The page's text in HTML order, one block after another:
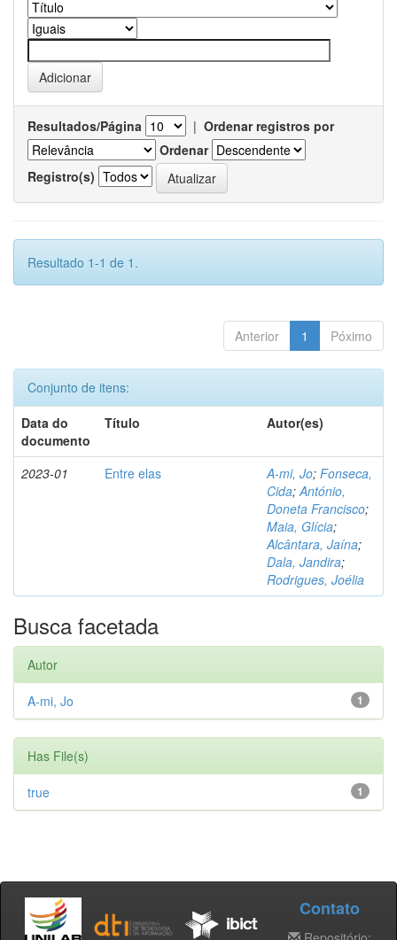
Resultados/Página | Ordenar registros por
Ordenar
Registro(s)
Resultado 1-1 de 1.
Anterior 1 Póximo
Conjunto de itens:
Data do
documento
Título Autor(es)
2023-01 Entre elas A-mi, Jo; Fonseca,
Cida;António,
Doneta Francisco;
Maia, Glícia;
Alcântara, Jaína;
Dala, Jandira;
Rodrigues, Joélia
Busca facetada
Autor
1
A-mi, Jo
Has File(s)
1
true
Contato